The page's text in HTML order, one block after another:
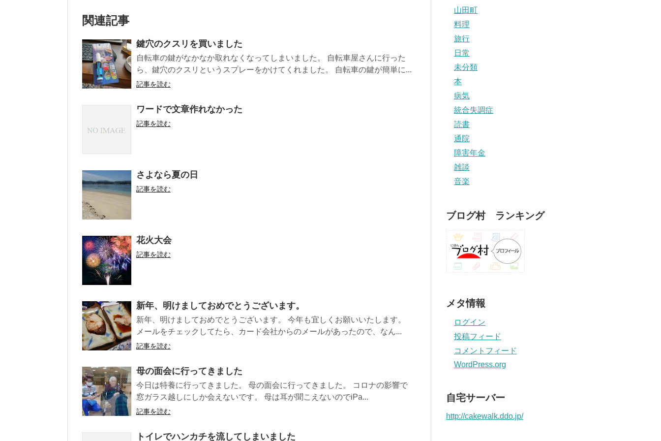
関連記事
鍵穴のクスリを買いました
自転車の鍵がなかなか取れなくなってしまいました。 自転車屋さんに行った
ら、鍵穴のクスリというスプレーをかけてくれました。 自転車の鍵が簡単に...
記事を読む
ワードで文章作れなかった
記事を読む
さよなら夏の日
記事を読む
花火大会
記事を読む
新年、明けましておめでとうございます。
新年、明けましておめでとうございます。 今年も宜しくお願いいたします。
メールをチェックしてたら、カード会社からのメールがあったので、なん...
記事を読む
母の面会に行ってきました
今日は特養に行ってきました。 母の面会に行ってきました。 コロナの影響で
窓ガラス越しにしか会えないです。 母は耳が聞こえないのでiPa...
記事を読む
トイレでハンカチを流してしまいました
山田町
料理
旅行
日常
未分類
本
病気
統合失調症
読書
通院
障害年金
雑談
音楽
ブログ村 ランキング
メタ情報
ログイン
投稿フィード
コメントフィード
WordPress.org
自宅サーバー
http://cakewalk.ddo.jp/